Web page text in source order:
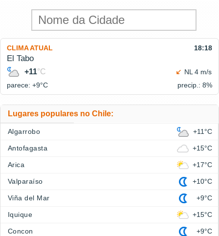
CLIMA ATUAL 18:18
El Tabo
+11°C
NL 4 m/s
parece: +9°C precip.: 8%
Lugares populares no Chile:
Algarrobo +11°C
Antofagasta +15°C
Arica +17°C
Valparaíso +10°C
Viña del Mar +9°C
Iquique +15°C
Concon +9°C